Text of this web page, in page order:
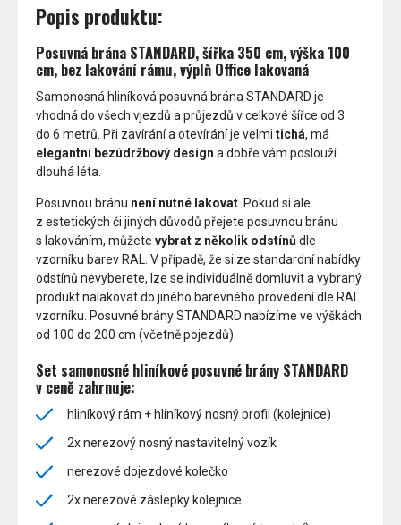
Popis produktu:
Posuvná brána STANDARD, šířka 350 cm, výška 100
cm, bez lakování rámu, výplň Office lakovaná
Samonosná hliníková posuvná brána STANDARD je
vhodná do všech vjezdů a průjezdů v celkové šířce od 3
do 6 metrů. Při zavírání a otevírání je velmitichá, má
elegantní bezúdržbový design a dobře vám poslouží
dlouhá léta.
Posuvnou bránu není nutné lakovat. Pokud si ale
z estetických či jiných důvodů přejete posuvnou bránu
s lakováním, můžetevybrat z několik odstínůdle
vzorníku barev RAL. V případě, že si ze standardní nabídky
odstínů nevyberete, lze se individuálně domluvit a vybraný
produkt nalakovat do jiného barevného provedení dle RAL
vzorníku. Posuvné brány STANDARD nabízíme ve výškách
od 100 do 200 cm (včetně pojezdů).
Set samonosné hliníkové posuvné brány STANDARD
v ceně zahrnuje:
hliníkový rám + hliníkový nosný profil (kolejnice)
2x nerezový nosný nastavitelný vozík
nerezové dojezdové kolečko
2x nerezové záslepky kolejnice